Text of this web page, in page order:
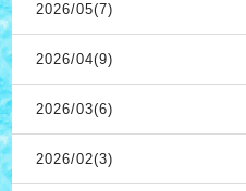
2026/05(7)
2026/04(9)
2026/03(6)
2026/02(3)